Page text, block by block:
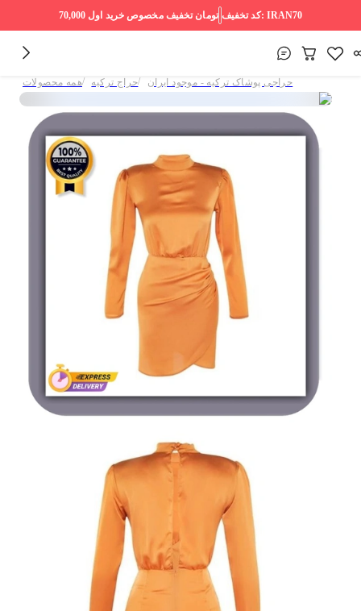
70,000 تومان تخفیف مخصوص خرید اول کد تخفیف: IRAN70
همه محصولات/ حراج ترکیه/ حراجی پوشاک ترکیه - موجود ایران